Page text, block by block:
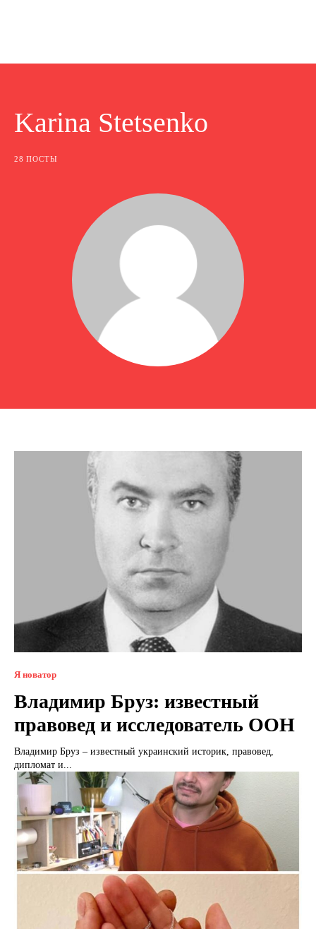
Karina Stetsenko
28 ПОСТЫ
Я новатор
Владимир Бруз: известный
правовед и исследователь ООН
Владимир Бруз – известный украинский историк, правовед,
дипломат и...